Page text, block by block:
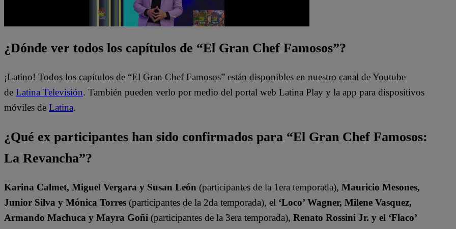
¿Dónde ver todos los capítulos de “El Gran Chef Famosos”?
¡Latino! Todos los capítulos de “El Gran Chef Famosos” están disponibles en nuestro canal de Youtube
de Latina Televisión. También pueden verlo por medio del portal web Latina Play y la app para dispositivos
móviles de Latina.
¿Qué ex participantes han sido confirmados para “El Gran Chef Famosos:
La Revancha”?
Karina Calmet, Miguel Vergara y Susan León (participantes de la 1era temporada), Mauricio Mesones,
Junior Silva y Mónica Torres (participantes de la 2da temporada), el ‘Loco’ Wagner, Milene Vasquez,
Armando Machuca y Mayra Goñi (participantes de la 3era temporada), Renato Rossini Jr. y el ‘Flaco’